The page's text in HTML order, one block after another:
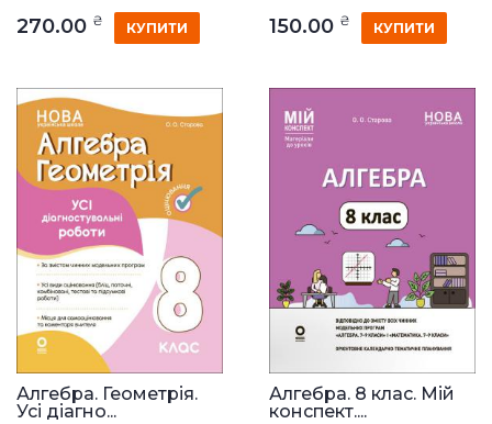
270.00 ₴ КУПИТИ 150.00 ₴ КУПИТИ
Алгебра. Геометрія.
Усі діагно...
Алгебра. 8 клас. Мій
конспект....